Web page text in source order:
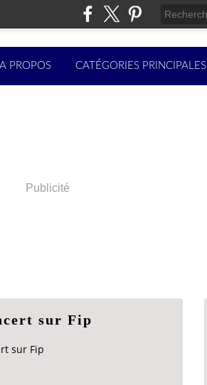
A PROPOS CATÉGORIES PRINCIPALES
Publicité
sur Fip
sur Fip